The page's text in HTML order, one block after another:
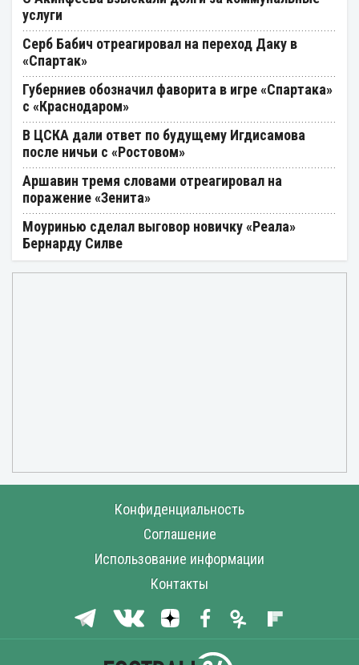
услуги
Серб Бабич отреагировал на переход Даку в
«Спартак»
Губерниев обозначил фаворита в игре «Спартака»
с «Краснодаром»
В ЦСКА дали ответ по будущему Игдисамова
после ничьи с «Ростовом»
Аршавин тремя словами отреагировал на
поражение «Зенита»
Моуринью сделал выговор новичку «Реала»
Бернарду Силве
Конфиденциальность
Соглашение
Использование информации
Контакты